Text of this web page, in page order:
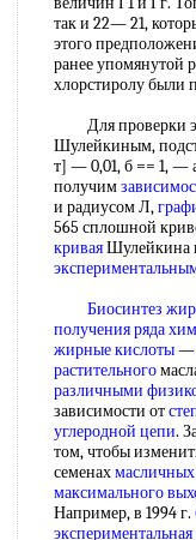
так и 22— 21,
этого
ранее упомянутой
хлорстиролу были
Для проверки
Шулейкиным,
т] — 0,01, б == 1, —
получим
и радиусом Л,
565 сплошной
криваяШулейкина
Биосинтез
получения ряда
жирные кислоты—
растительного
различными
зависимости от
углеродной цепи.
том, чтобы
семенахмасличных
максимального
Например, в 1994 г.